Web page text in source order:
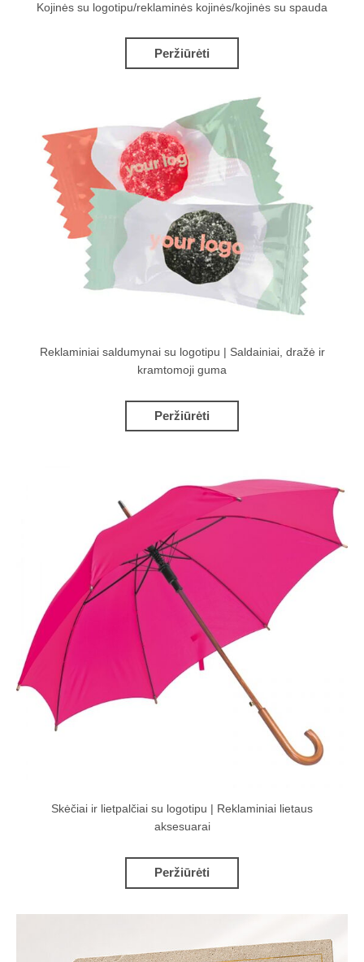
Kojinės su logotipu/reklaminės kojinės/kojinės su spauda
Peržiūrėti
Reklaminiai saldumynai su logotipu | Saldainiai, dražė ir
kramtomoji guma
Peržiūrėti
Skėčiai ir lietpalčiai su logotipu | Reklaminiai lietaus
aksesuarai
Peržiūrėti